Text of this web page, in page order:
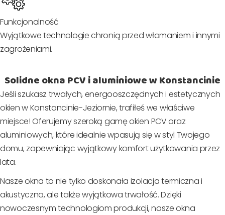
Funkcjonalność
Wyjątkowe technologie chronią przed włamaniem i innymi
zagrożeniami.
Solidne okna PCV i aluminiowe w Konstancinie
Jeśli szukasz trwałych, energooszczędnych i estetycznych
okien w Konstancinie-Jeziornie, trafiłeś we właściwe
miejsce! Oferujemy szeroką gamę okien PCV oraz
aluminiowych, które idealnie wpasują się w styl Twojego
domu, zapewniając wyjątkowy komfort użytkowania przez
lata.
Nasze okna to nie tylko doskonała izolacja termiczna i
akustyczna, ale także wyjątkowa trwałość. Dzięki
nowoczesnym technologiom produkcji, nasze okna